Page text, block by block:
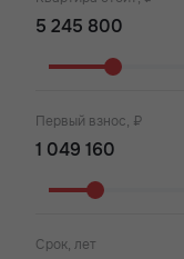
Первый взнос, ₽
Срок, лет